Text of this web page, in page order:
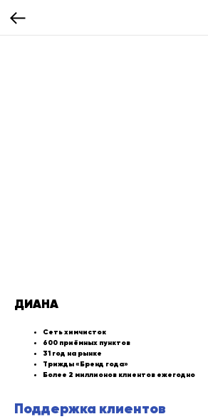
ДИАНА
Сеть химчисток
600 приёмных пунктов
31 год на рынке
Трижды «Бренд года»
Более 2 миллионов клиентов ежегодно
Поддержка клиентов